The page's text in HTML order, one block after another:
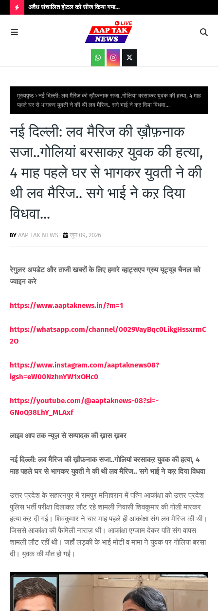
O
S
श्री अवैध संचालित होटल को सीज किया गया...
मुख्यपृष्ठ
नई दिल्ली: लव मैरिज की ख़ौफ़नाक सजा..गोलियां बरसाकऱ युवक की हत्या, 4 माह
पहले घर से भागकर युवती ने की थी लव मैरिज.. सगे भाई ने कऱ दिया विधवा...
नई दिल्ली: लव मैरिज की ख़ौफ़नाक
सजा..गोलियां बरसाकऱ युवक की हत्या,
4 माह पहले घर से भागकर युवती ने की
थी लव मैरिज.. सगे भाई ने कऱ दिया
विधवा...
AAP TAK NEWS जून 09, 2026
रेगुलर अपडेट और ताजी खबरों के लिए हमारे व्हाट्सएप ग्रुप यूट्यूब चैनल को
ज्वाइन करे
https://www.aaptaknews.in/?m=1
https://whatsapp.com/channel/0029VayBqc0LikgHssxrmC
2O
https://www.instagram.com/aaptaknews08?
igsh=eW00NzhnYW1xOHc0
https://youtube.com/@aaptaknews-08?si=-
GNoQ38LhY_MLAxf
लाइव आप तक न्यूज़ से सम्पादक की ख़ास ख़बर
नई दिल्ली: लव मैरिज की ख़ौफ़नाक सजा..गोलियां बरसाकऱ युवक की हत्या, 4
माह पहले घर से भागकर युवती ने की थी लव मैरिज.. सगे भाई ने कऱ दिया विधवा
उत्तर प्रदेश के सहारनपुर में रामपुर मनिहारान में पत्नि आकांक्षा को उत्तर प्रदेश
पुलिस भर्ती परीक्षा दिलाकऱ लौट रहे शामली निवासी शिवकुमार की गोली मारकर
हत्या कऱ दी गई। शिवकुमार ने चार माह पहले ही आकांक्षा संग लव मैरिज की थी।
जिससे आकांक्षा की फैमिली नाराज़ थी। आकांक्षा एग्जाम देकर पति संग वापस
शामली लौट रहीं थी। जहाँ लड़की के भाई मोंटी व मामा ने युवक पर गोलियां बरसा
दी। युवक की मौत हो गई।